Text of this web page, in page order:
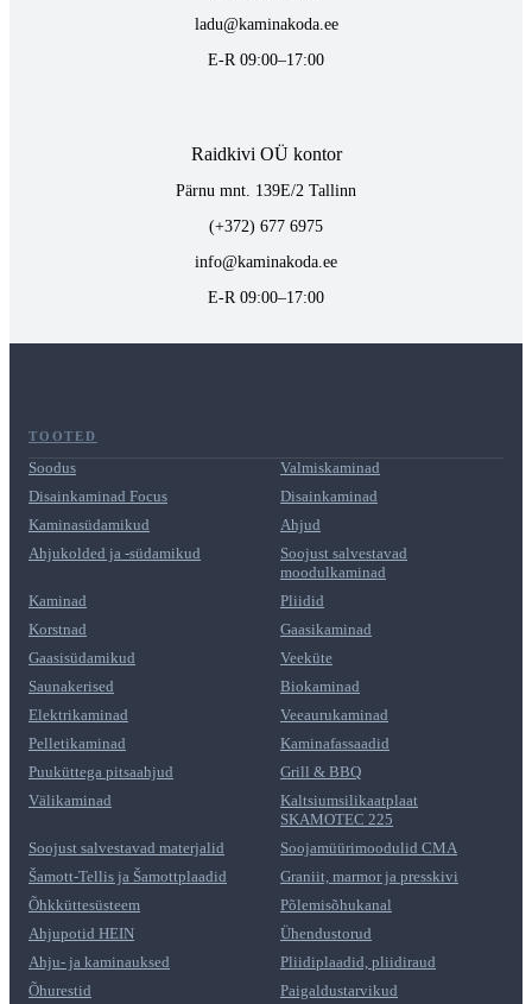
ladu@kaminakoda.ee
E-R 09:00–17:00
Raidkivi OÜ kontor
Pärnu mnt. 139E/2 Tallinn
(+372) 677 6975
info@kaminakoda.ee
E-R 09:00–17:00
TOOTED
Soodus
Valmiskaminad
Disainkaminad Focus
Disainkaminad
Kaminasüdamikud
Ahjud
Ahjukolded ja -südamikud
Soojust salvestavad
moodulkaminad
Kaminad
Pliidid
Korstnad
Gaasikaminad
Gaasisüdamikud
Veeküte
Saunakerised
Biokaminad
Elektrikaminad
Veeaurukaminad
Pelletikaminad
Kaminafassaadid
Puuküttega pitsaahjud
Grill & BBQ
Välikaminad
Kaltsiumsilikaatplaat
SKAMOTEC 225
Soojust salvestavad materjalid
Soojamüürimoodulid CMA
Šamott-Tellis ja Šamottplaadid
Graniit, marmor ja presskivi
Õhkküttesüsteem
Põlemisõhukanal
Ahjupotid HEIN
Ühendustorud
Ahju- ja kaminauksed
Pliidiplaadid, pliidiraud
Õhurestid
Paigaldustarvikud